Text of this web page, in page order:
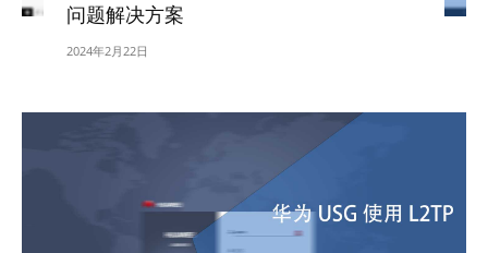
问题解决方案
2024年2月22日